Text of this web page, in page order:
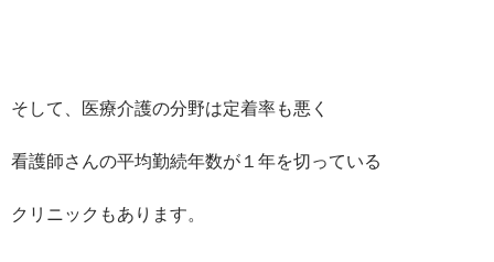
そして、医療介護の分野は定着率も悪く
看護師さんの平均勤続年数が１年を切っている
クリニックもあります。